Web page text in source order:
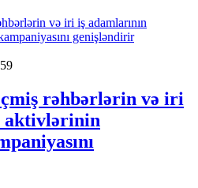
rəhbərlərin və iri
aktivlərinin